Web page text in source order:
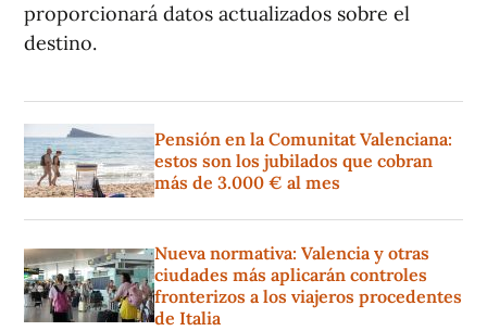
proporcionará datos actualizados sobre el
destino.
Pensión en la Comunitat Valenciana:
estos son los jubilados que cobran
más de 3.000 € al mes
Nueva normativa: Valencia y otras
ciudades más aplicarán controles
fronterizos a los viajeros procedentes
de Italia